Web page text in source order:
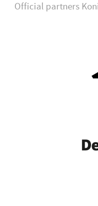
Official partners